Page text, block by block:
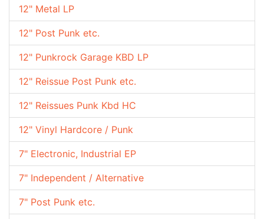
12" Metal LP
12" Post Punk etc.
12" Punkrock Garage KBD LP
12" Reissue Post Punk etc.
12" Reissues Punk Kbd HC
12" Vinyl Hardcore / Punk
7" Electronic, Industrial EP
7" Independent / Alternative
7" Post Punk etc.